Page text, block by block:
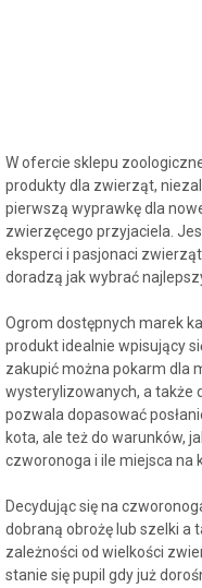
W ofercie sklepu
produkty dla zwierząt,
pierwszą wyprawkę dla
zwierzęcego przyjaciela.
eksperci i pasjonaci
doradzą jak wybrać
Ogrom dostępnych marek
produkt idealnie wpisujący
zakupić można pokarm dla
wysterylizowanych, a także
pozwala dopasować
kota, ale też do warunków,
czworonoga i ile miejsca na
Decydując się na
dobraną obrożę lub szelki a
zależności od wielkości
stanie się pupil gdy już